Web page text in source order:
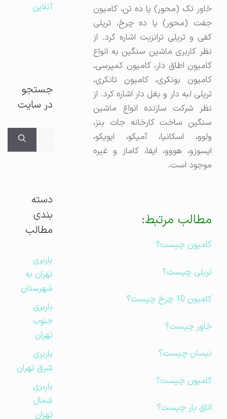
خاور تک (محور) یا ده تن، کامیون
جفت (محور) یا ده چرخ، تریلی
کفی و تریلی ترانزیت اشاره کرد. از
نظر کاربری ماشین سنگین به انواع
کامیون اطاق دار، کامیون کمپرسی،
کامیون بونکری، کامیون تانکری،
تریلی لبه دار و بغل دار اشاره کرد. از
نظر شرکت سازنده انواع ماشین
سنگین ساخت کارخانه جات بنز،
ولوو، اسکانیا، آمیکو، ایویکو،
ایسوزو، هووو، ایفا، کاماز و غیره
موجود است.
مطالب مرتبط:
کامیون چیست؟
تریلی چیست؟
کامیون 10 چرخ چیست؟
خاور چیست؟
نیسان چیست؟
کامیون چیست؟
اتاق بار چیست؟
آنلاین
جستجو
در سایت
دسته
بندی
مطالب
باربری
تهران به
شهرستان
باربری
جنوب
تهران
باربری
شرق تهران
باربری
شمال
تهران